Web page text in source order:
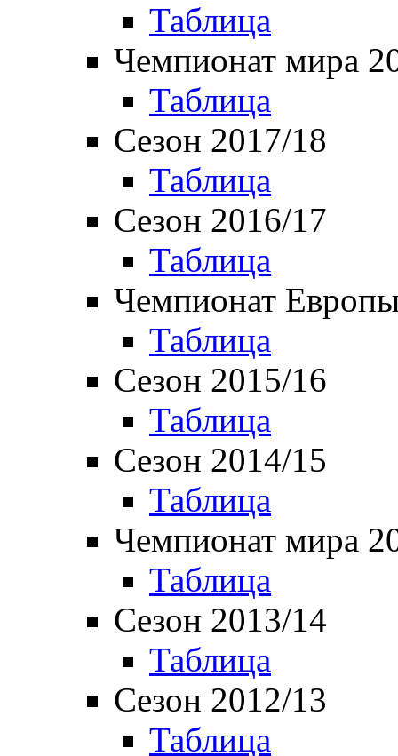
Таблица
Чемпионат мира
Таблица
Сезон 2017/18
Таблица
Сезон 2016/17
Таблица
Чемпионат
Таблица
Сезон 2015/16
Таблица
Сезон 2014/15
Таблица
Чемпионат мира
Таблица
Сезон 2013/14
Таблица
Сезон 2012/13
Таблица